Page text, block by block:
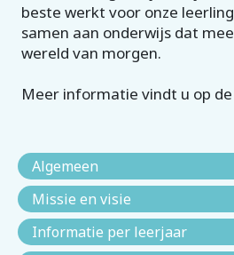
beste werkt voor onze
samen aan onderwijs dat
wereld van morgen.
Meer informatie vindt u op de
Algemeen
Missie en visie
Informatie per leerjaar